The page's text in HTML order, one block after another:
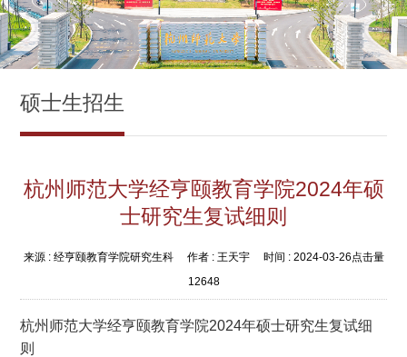
硕士生招生
杭州师范大学经亨颐教育学院2024年硕
士研究生复试细则
来源 : 经亨颐教育学院研究生科作者 : 王天宇时间 : 2024-03-26 点击量
12648
杭州师范大学经亨颐教育学院2024年硕士研究生复试细
则